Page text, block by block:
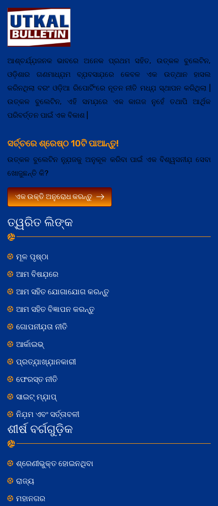
ତ୍ୱରିତ ଲିଙ୍କ
ମୂଳ ପୃଷ୍ଠା
ଆମ ବିଷଯ଼ରେ
ଆମ ସହିତ ଯୋଗାଯୋଗ କରନ୍ତୁ
ଆମ ସହିତ ବିଜ୍ଞାପନ କରନ୍ତୁ
ଗୋପନୀଯ଼ତା ନୀତି
ଆର୍କାଇଭ୍
ପ୍ରତ୍ଯ଼ାଖ୍ଯ଼ାନକାରୀ
ଫେରସ୍ତ ନୀତି
ସାଇଟ୍ ମ୍ଯ଼ାପ୍
ନିଯ଼ମ ଏବଂ ସର୍ତ୍ତାବଳୀ
ଶୀର୍ଷ ବର୍ଗଗୁଡ଼ିକ
ଶ୍ରେଣୀଭୁକ୍ତ ହୋଇନଥିବା
ରାଜ୍ୟ
ମହାନଗର
ଆଶ୍ଚର୍ଯ୍ଯ଼ଜନକ ଭାବରେ ଅନେକ ପ୍ରଥମ ସହିତ, ଉତ୍କଳ ବୁଲେଟିନ,
ଓଡ଼ିଶାର ଗଣମାଧ୍ଯ଼ମ ବ୍ଯ଼ବସାଯ଼ରେ କେବଳ ଏକ ଉତ୍ଥାନ ହାସଲ
କରିନଥିଲା ବରଂ ଓଡ଼ିଆ ରିପୋର୍ଟିଂରେ ନୂତନ ନୀତି ମଧ୍ଯ଼ ସ୍ଥାପନ କରିଥିଲା |
ଉତ୍କଳ ବୁଲେଟିନ, ଏହି ସମଯ଼ରେ ଏକ କାଗଜ ନୁହେଁ ତଥାପି ଆର୍ଥିକ
ପରିବର୍ତ୍ତନ ପାଇଁ ଏକ ବିକାଶ |
ସର୍ଚ୍ଚରେ ଶ୍ରେଷ୍ଠ 10ଟି ପାଆନ୍ତୁ!
ଉତ୍କଳ ବୁଲେଟିନ ନ୍ଯ଼ୁଜକୁ ଅନୁକୂଳ କରିବା ପାଇଁ ଏକ ବିଶ୍ୱସନୀଯ଼ ସେବା
ଖୋଜୁଛନ୍ତି କି?
ଏକ ଉକ୍ତି ଅନୁରୋଧ କରନ୍ତୁ